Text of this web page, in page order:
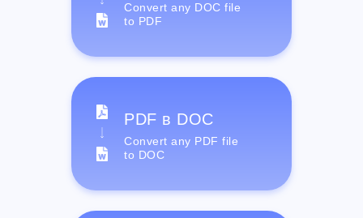
Convert any DOC file
to PDF
PDF в DOC
Convert any PDF file
to DOC